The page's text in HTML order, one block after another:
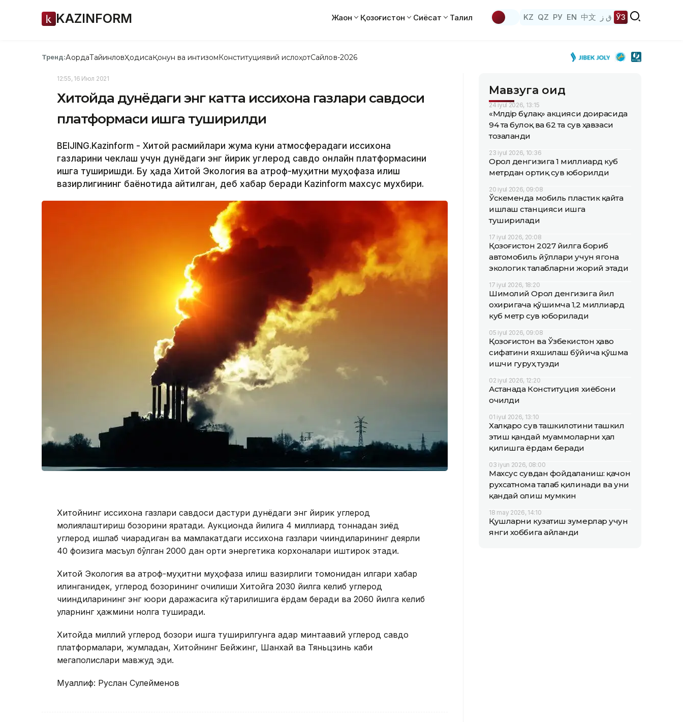
KAZINFORM Жаҳон Қозоғистон Сиёсат Таҳлил KZ QZ РУ EN 中文 ق ز ЎЗ
Тренд:АқордаТайинловҲодисаҚонун ва интизомКонституциявий ислоҳотСайлов-2026
12:55, 16 Июл 2021
Хитойда дунёдаги энг катта иссиқхона газлари савдоси
платформаси ишга туширилди
BEIJING.Kazinform - Хитой расмийлари жума куни атмосферадаги иссиқхона
газларини чеклаш учун дунёдаги энг йирик углерод савдо онлайн платформасини
ишга туширишди. Бу ҳақда Хитой Экология ва атроф-муҳитни муҳофаза қилиш
вазирлигининг баёнотида айтилган, деб хабар беради Kazinform махсус мухбири.
Хитойнинг иссиқхона газлари савдоси дастури дунёдаги энг йирик углерод
молиялаштириш бозорини яратади. Аукционда йилига 4 миллиард тоннадан зиёд
углерод ишлаб чиқарадиган ва мамлакатдаги иссиқхона газлари чиқиндиларининг деярли
40 фоизига масъул бўлган 2000 дан ортиқ энергетика корхоналари иштирок этади.
Хитой Экология ва атроф-муҳитни муҳофаза қилиш вазирлиги томонидан илгари хабар
қилинганидек, углерод бозорининг очилиши Хитойга 2030 йилга келиб углерод
чиқиндиларининг энг юқори даражасига кўтарилишига ёрдам беради ва 2060 йилга келиб
уларнинг ҳажмини нолга туширади.
Хитойда миллий углерод бозори ишга туширилгунга қадар минтақавий углерод савдо
платформалари, жумладан, Хитойнинг Бейжинг, Шанхай ва Тяньцзинь каби
мегаполислари мавжуд эди.
Муаллиф: Руслан Сулейменов
Мавзуга оид
24 iyul 2026, 13:15
«Мөлдір бұлақ» акцияси доирасида
94 та булоқ ва 62 та сув ҳавзаси
тозаланди
23 iyul 2026, 10:36
Орол денгизига 1 миллиард куб
метрдан ортиқ сув юборилди
20 iyul 2026, 09:08
Ўскеменда мобиль пластик қайта
ишлаш станцияси ишга
туширилади
17 iyul 2026, 20:08
Қозоғистон 2027 йилга бориб
автомобиль йўллари учун ягона
экологик талабларни жорий этади
17 iyul 2026, 18:20
Шимолий Орол денгизига йил
охиригача қўшимча 1,2 миллиард
куб метр сув юборилади
05 iyul 2026, 09:08
Қозоғистон ва Ўзбекистон ҳаво
сифатини яхшилаш бўйича қўшма
ишчи гуруҳ тузди
02 iyul 2026, 12:20
Астанада Конституция хиёбони
очилди
01 iyul 2026, 13:10
Халқаро сув ташкилотини ташкил
этиш қандай муаммоларни ҳал
қилишга ёрдам беради
03 iyun 2026, 08:00
Махсус сувдан фойдаланиш: қачон
рухсатнома талаб қилинади ва уни
қандай олиш мумкин
18 may 2026, 14:10
Қушларни кузатиш зумерлар учун
янги хоббига айланди